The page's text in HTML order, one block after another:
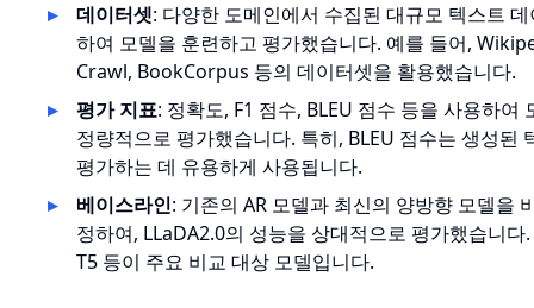
데이터셋: 다양한 도메인에서 수집된 대규모 텍스트
하여 모델을 훈련하고 평가했습니다. 예를 들어,
Crawl, BookCorpus 등의 데이터셋을 활용했습니다.
평가 지표: 정확도, F1 점수, BLEU 점수 등을 사용하여
정량적으로 평가했습니다. 특히, BLEU 점수는 생성된
평가하는 데 유용하게 사용됩니다.
베이스라인: 기존의 AR 모델과 최신의 양방향 모델을
정하여, LLaDA2.0의 성능을 상대적으로 평가했습니다.
T5 등이 주요 비교 대상 모델입니다.